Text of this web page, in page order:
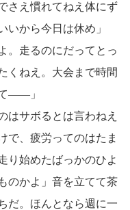
さえ慣れてねえ体にず
いから今日は休め」
。走るのにだってとっ
くねえ。大会まで時間
――」
はサボるとは言わねえ
で、疲労ってのはたま
り始めたばっかのひよ
のかよ」音を立てて茶
だ。ほんとなら週に一